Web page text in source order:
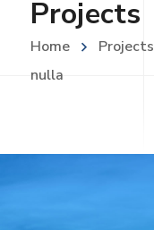
Projects
Home Projects
nulla